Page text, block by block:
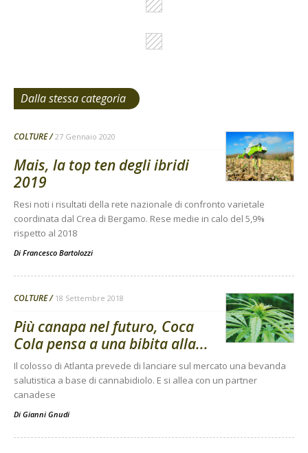
Dalla stessa categoria
COLTURE 27 Gennaio 2020
Mais, la top ten degli ibridi
2019
Resi noti i risultati della rete nazionale di confronto varietale
coordinata dal Crea di Bergamo. Rese medie in calo del 5,9%
rispetto al 2018
Di Francesco Bartolozzi
COLTURE 18 Settembre 2018
Più canapa nel futuro, Coca
Cola pensa a una bibita alla...
Il colosso di Atlanta prevede di lanciare sul mercato una bevanda
salutistica a base di cannabidiolo. E si allea con un partner
canadese
Di Gianni Gnudi